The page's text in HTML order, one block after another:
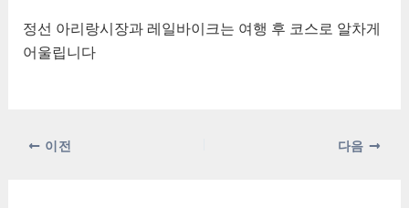
정선 아리랑시장과 레일바이크는 여행 후 코스로 알차게
어울립니다
이전 다음